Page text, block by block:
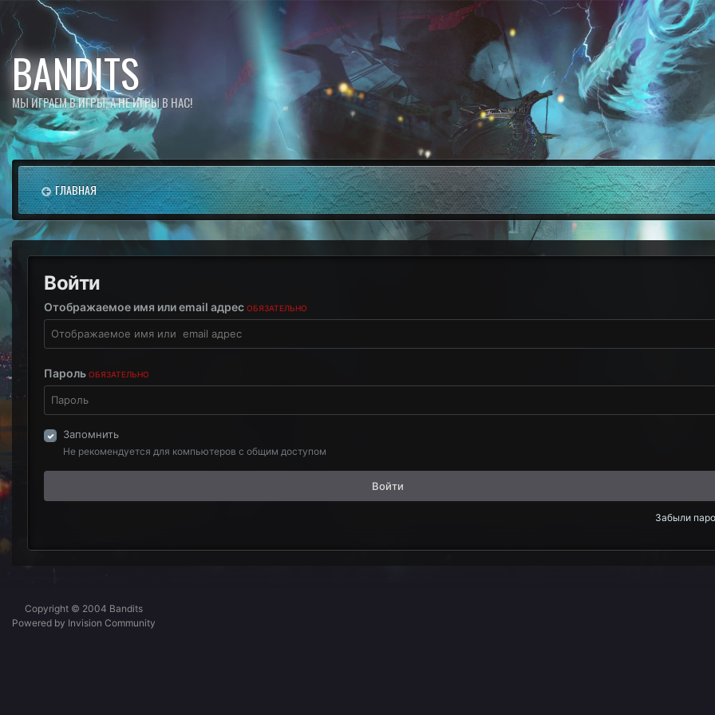
BANDITS
МЫ ИГРАЕМ В ИГРЫ, А НЕ ИГРЫ В НАС!
ГЛАВНАЯ
Войти
Отображаемое имя или email адрес ОБЯЗАТЕЛЬНО
Пароль ОБЯЗАТЕЛЬНО
Запомнить
Не рекомендуется для компьютеров с общим доступом
Войти
Забыли
Copyright © 2004 Bandits
Powered by Invision Community